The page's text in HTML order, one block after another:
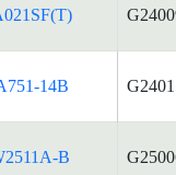
14B
B